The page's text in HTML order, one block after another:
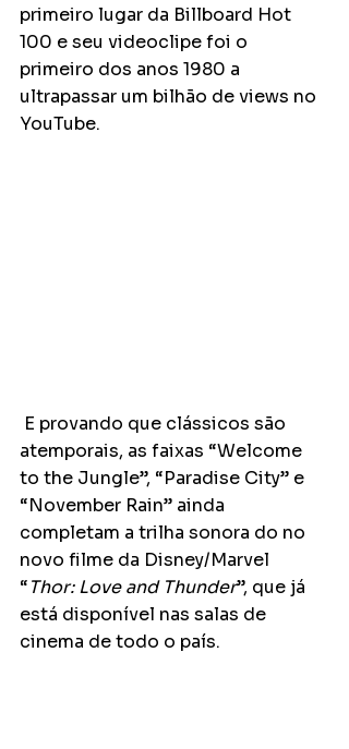
primeiro lugar da Billboard Hot
100 e seu videoclipe foi o
primeiro dos anos 1980 a
ultrapassar um bilhão de views no
YouTube.
atemporais, as faixas “Welcome
to the Jungle”, “Paradise City” e
“November Rain” ainda
completam a trilha sonora do no
novo filme da Disney/Marvel
“Thor: Love and Thunder”, que já
está disponível nas salas de
cinema de todo o país.